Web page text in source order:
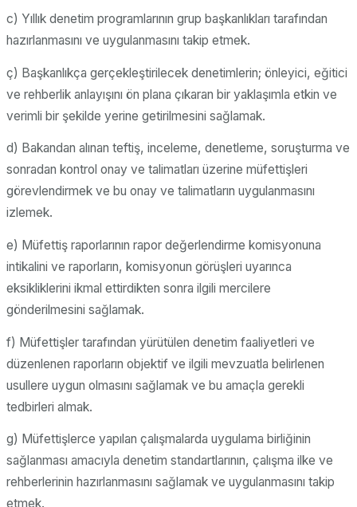
c) Yıllık denetim programlarının grup başkanlıkları tarafından
hazırlanmasını ve uygulanmasını takip etmek.
ç) Başkanlıkça gerçekleştirilecek denetimlerin; önleyici, eğitici
ve rehberlik anlayışını ön plana çıkaran bir yaklaşımla etkin ve
verimli bir şekilde yerine getirilmesini sağlamak.
d) Bakandan alınan teftiş, inceleme, denetleme, soruşturma ve
sonradan kontrol onay ve talimatları üzerine müfettişleri
görevlendirmek ve bu onay ve talimatların uygulanmasını
izlemek.
e) Müfettiş raporlarının rapor değerlendirme komisyonuna
intikalini ve raporların, komisyonun görüşleri uyarınca
eksikliklerini ikmal ettirdikten sonra ilgili mercilere
gönderilmesini sağlamak.
f) Müfettişler tarafından yürütülen denetim faaliyetleri ve
düzenlenen raporların objektif ve ilgili mevzuatla belirlenen
usullere uygun olmasını sağlamak ve bu amaçla gerekli
tedbirleri almak.
g) Müfettişlerce yapılan çalışmalarda uygulama birliğinin
sağlanması amacıyla denetim standartlarının, çalışma ilke ve
rehberlerinin hazırlanmasını sağlamak ve uygulanmasını takip
etmek.